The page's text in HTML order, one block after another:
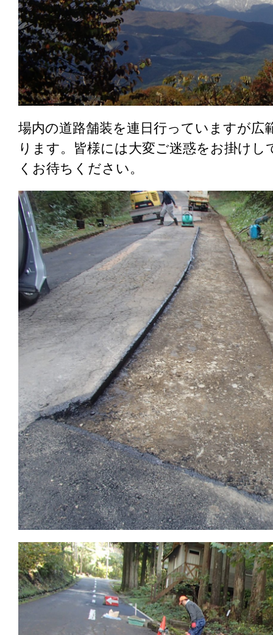
場内の道路舗装を連日行っていますが広
ります。皆様には大変ご迷惑をお掛け
くお待ちください。